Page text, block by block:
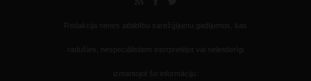
Redakcija nenes atbildību sarežģījumu gadījumos, kas